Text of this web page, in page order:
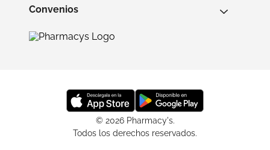
Convenios
© 2026 Pharmacy's.
Todos los derechos reservados.